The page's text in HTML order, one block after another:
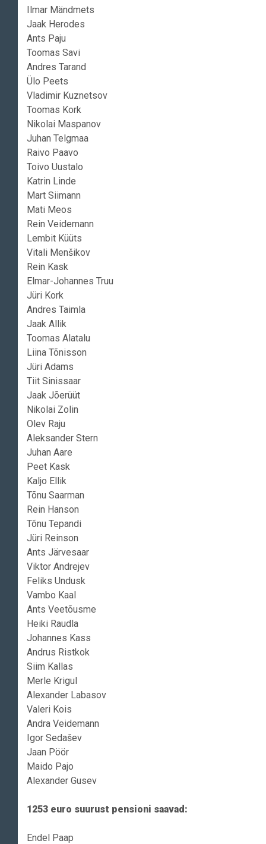
Ilmar Mändmets
Jaak Herodes
Ants Paju
Toomas Savi
Andres Tarand
Ülo Peets
Vladimir Kuznetsov
Toomas Kork
Nikolai Maspanov
Juhan Telgmaa
Raivo Paavo
Toivo Uustalo
Katrin Linde
Mart Siimann
Mati Meos
Rein Veidemann
Lembit Küüts
Vitali Menšikov
Rein Kask
Elmar-Johannes Truu
Jüri Kork
Andres Taimla
Jaak Allik
Toomas Alatalu
Liina Tõnisson
Jüri Adams
Tiit Sinissaar
Jaak Jõerüüt
Nikolai Zolin
Olev Raju
Aleksander Stern
Juhan Aare
Peet Kask
Kaljo Ellik
Tõnu Saarman
Rein Hanson
Tõnu Tepandi
Jüri Reinson
Ants Järvesaar
Viktor Andrejev
Feliks Undusk
Vambo Kaal
Ants Veetõusme
Heiki Raudla
Johannes Kass
Andrus Ristkok
Siim Kallas
Merle Krigul
Alexander Labasov
Valeri Kois
Andra Veidemann
Igor Sedašev
Jaan Pöör
Maido Pajo
Alexander Gusev
1253 euro suurust pensioni saavad:
Endel Paap